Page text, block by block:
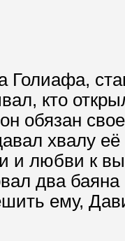
Голиафа,
кто
обязан
хвалу
и любви к
два
ему,